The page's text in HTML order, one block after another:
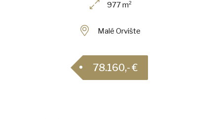
977 m²
Malé Orvište
78.160,- €